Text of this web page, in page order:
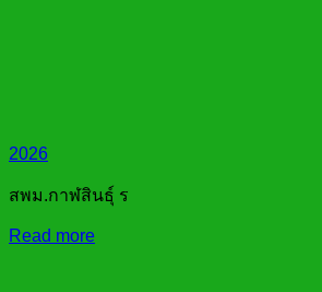
2026
สพม.กาฬสินธุ์ ร
Read more